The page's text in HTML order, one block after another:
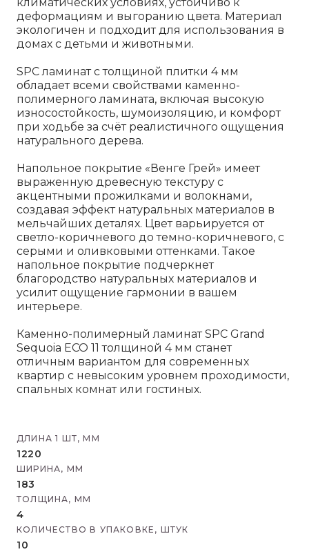
деформациям и выгоранию цвета. Материал
экологичен и подходит для использования в
домах с детьми и животными.
SPC ламинат с толщиной плитки 4 мм
обладает всеми свойствами каменно-
полимерного ламината, включая высокую
износостойкость, шумоизоляцию, и комфорт
при ходьбе за счёт реалистичного ощущения
натурального дерева.
Напольное покрытие «Венге Грей» имеет
выраженную древесную текстуру с
акцентными прожилками и волокнами,
создавая эффект натуральных материалов в
мельчайших деталях. Цвет варьируется от
светло-коричневого до темно-коричневого, с
серыми и оливковыми оттенками. Такое
напольное покрытие подчеркнет
благородство натуральных материалов и
усилит ощущение гармонии в вашем
интерьере.
Каменно-полимерный ламинат SPC Grand
Sequoia ECO 11 толщиной 4 мм станет
отличным вариантом для современных
квартир с невысоким уровнем проходимости,
спальных комнат или гостиных.
ДЛИНА 1 ШТ, ММ
1220
ШИРИНА, ММ
183
ТОЛЩИНА, ММ
4
КОЛИЧЕСТВО В УПАКОВКЕ, ШТУК
10